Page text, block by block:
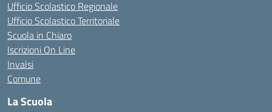
Ufficio Scolastico Regionale
Ufficio Scolastico Territoriale
Scuola in Chiaro
Iscrizioni On Line
Invalsi
Comune
La Scuola